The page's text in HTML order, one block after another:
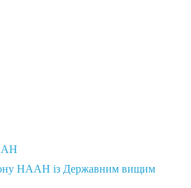
НААН із Державним вищим